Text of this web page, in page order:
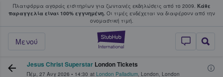
Πλατφόρμα αγοράς εισιτηρίων για ζωντανές εκδηλώσεις από το 2009. Κάθε
παραγγελία είναι 100% εγγυημένη. Οι τιμές ενδέχεται να διαφέρουν από την
oνομαστική τιμή.
StubHub - Όπου
Μενού
φαν αγοράζουν και πουλούν
Jesus Christ Superstar London Tickets
Πέμ, 27 Αυγ 2026 • 14:30 at London Palladium, London, London